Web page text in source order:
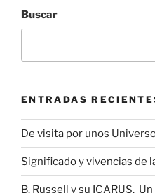
Buscar
ENTRADAS
De visita por unos
Significado y vivencias de
B. Russell y su ICARUS.